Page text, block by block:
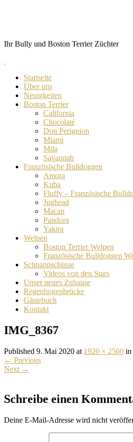
Ihr Bully und Boston Terrier Züchter
Startseite
Über uns
Neuigkeiten
Boston Terrier
California
Chocolaté
Don Perignion
Miami
Mila
Savannah
Französische Bulldoggen
Amora
Kuba
Fluffy – Französische
Jughead
Macan
Pandora
Yakira
Welpen
Boston Terrier Welpen
Französische Bulldoggen
Schnappschüsse
Videos von den Stars
Unser neues Zuhause
Regenbogenbrücke
Gästebuch
Kontakt
IMG_8367
Published 9. Mai 2020 at 1920 × 2560 in
← Previous
Next →
Schreibe einen
Deine E-Mail-Adresse wird nicht